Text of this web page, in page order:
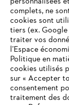
STIHL FAQ
Contact
VOTRE
complets, ne
cookies sont
tiers (ex.
traiter vos
l’Espace
Politique en
cookies utilisés
sur « Accepter
consentement
traitement des